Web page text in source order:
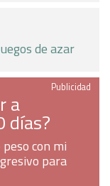
de azar
Publicidad
a
días?
con mi
para